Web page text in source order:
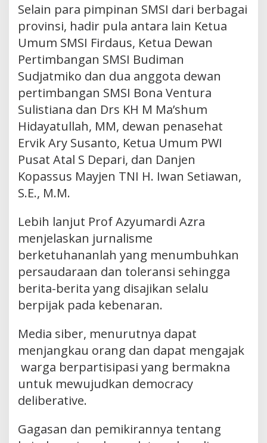
Selain para pimpinan SMSI dari berbagai
provinsi, hadir pula antara lain Ketua
Umum SMSI Firdaus, Ketua Dewan
Pertimbangan SMSI Budiman
Sudjatmiko dan dua anggota dewan
pertimbangan SMSI Bona Ventura
Sulistiana dan Drs KH M Ma’shum
Hidayatullah, MM, dewan penasehat
Ervik Ary Susanto, Ketua Umum PWI
Pusat Atal S Depari, dan Danjen
Kopassus Mayjen TNI H. Iwan Setiawan,
S.E., M.M.
Lebih lanjut Prof Azyumardi Azra
menjelaskan jurnalisme
berketuhananlah yang menumbuhkan
persaudaraan dan toleransi sehingga
berita-berita yang disajikan selalu
berpijak pada kebenaran.
Media siber, menurutnya dapat
menjangkau orang dan dapat mengajak
warga berpartisipasi yang bermakna
untuk mewujudkan democracy
deliberative.
Gagasan dan pemikirannya tentang